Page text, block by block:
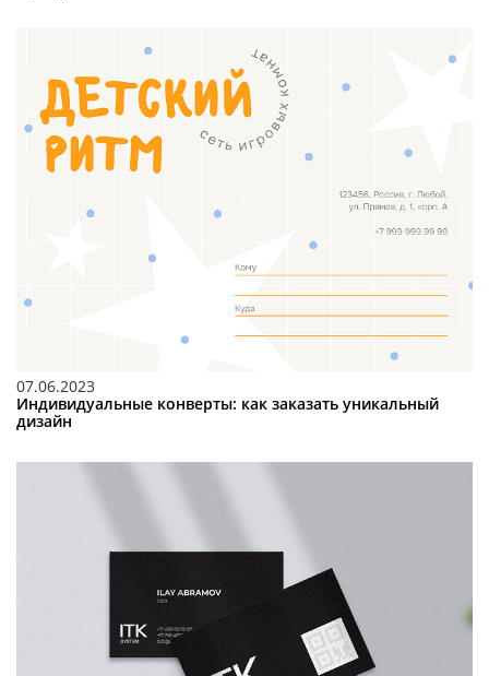
07.06.2023
Индивидуальные конверты: как заказать уникальный
дизайн